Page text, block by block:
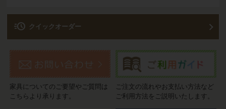
acute クイックオーダー
家具についてのご要望やご質問は
こちらより承ります。
ご注文の流れやお支払い方法など
ご利用方法をご説明いたします。